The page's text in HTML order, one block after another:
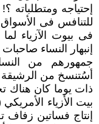
إحتياجه
للتنافس فى
فى بيوت الآزياء
إنبهار النساء
جمهورهم من
أسُتنسخ من الرشيقة
ذات يوما كان هناك
إنتاج فساتين